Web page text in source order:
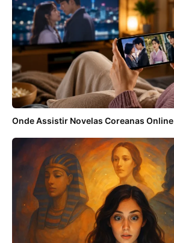
Onde Assistir Novelas Coreanas Online